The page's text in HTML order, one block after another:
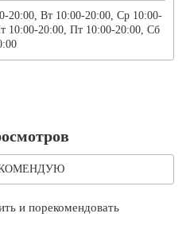
20:00, Вт 10:00-20:00, Ср 10:00-
10:00-20:00, Пт 10:00-20:00, Сб
и порекомендовать